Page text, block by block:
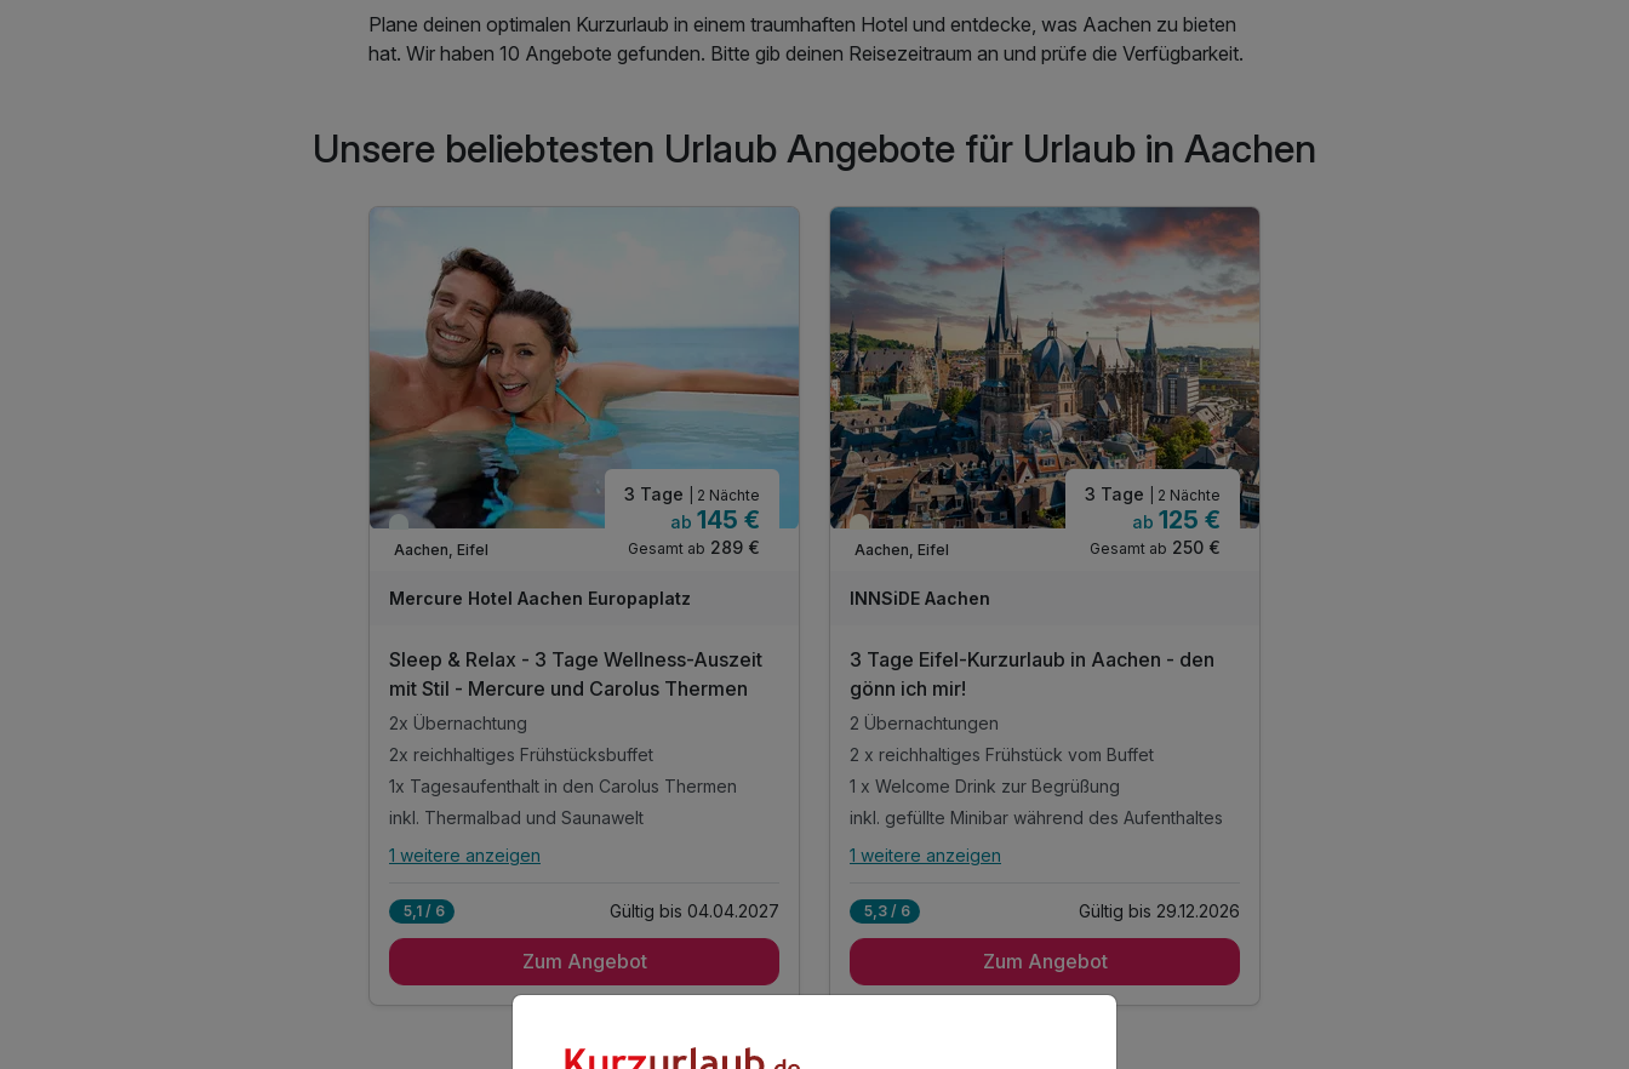
Plane deinen optimalen Kurzurlaub in einem traumhaften Hotel und entdecke, was Aachen zu bieten
hat. Wir haben 10 Angebote gefunden. Bitte gib deinen Reisezeitraum an und prüfe die Verfügbarkeit.
Unsere beliebtesten Urlaub Angebote für Urlaub in Aachen
Viele Termine frei
Aachen, Eifel
3 Tage | 2 Nächte
ab 145 €
Gesamt ab 289 €
Mercure Hotel Aachen Europaplatz
Sleep & Relax - 3 Tage Wellness-Auszeit
mit Stil - Mercure und Carolus Thermen
2x Übernachtung
2x reichhaltiges Frühstücksbuffet
1x Tagesaufenthalt in den Carolus Thermen
inkl. Thermalbad und Saunawelt
Alle Inklusivleistungen
2x reichhaltiges Frühstücksbuffet
1x Tagesaufenthalt in den Carolus Thermen
inkl. 1 Flasche Wasser auf dem Zimmer
1 weitere anzeigen
5,1 / 6 Gültig bis 04.04.2027
Zum Angebot
Teilweise ausgelastet
Aachen, Eifel
3 Tage | 2 Nächte
ab 125 €
Gesamt ab 250 €
INNSiDE Aachen
3 Tage Eifel-Kurzurlaub in Aachen - den
gönn ich mir!
2 Übernachtungen
2 x reichhaltiges Frühstück vom Buffet
1 x Welcome Drink zur Begrüßung
inkl. gefüllte Minibar während des Aufenthaltes
Alle Inklusivleistungen
2 x reichhaltiges Frühstück vom Buffet
1 x Welcome Drink zur Begrüßung
1 weitere anzeigen
5,3 / 6 Gültig bis 29.12.2026
Zum Angebot